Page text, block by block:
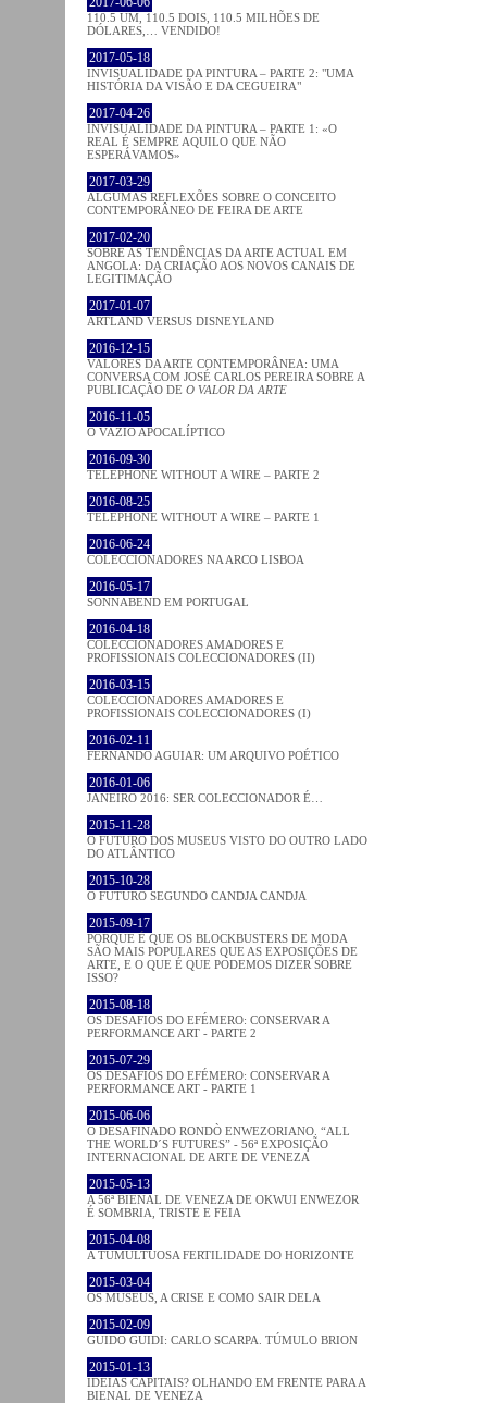
110.5 UM, 110.5 DOIS, 110.5 MILHÕES DE
DÓLARES,… VENDIDO!
2017-05-18
INVISUALIDADE DA PINTURA – PARTE 2: "UMA
HISTÓRIA DA VISÃO E DA CEGUEIRA"
2017-04-26
INVISUALIDADE DA PINTURA – PARTE 1: «O
REAL É SEMPRE AQUILO QUE NÃO
ESPERÁVAMOS»
2017-03-29
ALGUMAS REFLEXÕES SOBRE O CONCEITO
CONTEMPORÂNEO DE FEIRA DE ARTE
2017-02-20
SOBRE AS TENDÊNCIAS DA ARTE ACTUAL EM
ANGOLA: DA CRIAÇÃO AOS NOVOS CANAIS DE
LEGITIMAÇÃO
2017-01-07
ARTLAND VERSUS DISNEYLAND
2016-12-15
VALORES DA ARTE CONTEMPORÂNEA: UMA
CONVERSA COM JOSÉ CARLOS PEREIRA SOBRE A
PUBLICAÇÃO DE O VALOR DA ARTE
2016-11-05
O VAZIO APOCALÍPTICO
2016-09-30
TELEPHONE WITHOUT A WIRE – PARTE 2
2016-08-25
TELEPHONE WITHOUT A WIRE – PARTE 1
2016-06-24
COLECCIONADORES NA ARCO LISBOA
2016-05-17
SONNABEND EM PORTUGAL
2016-04-18
COLECCIONADORES AMADORES E
PROFISSIONAIS COLECCIONADORES (II)
2016-03-15
COLECCIONADORES AMADORES E
PROFISSIONAIS COLECCIONADORES (I)
2016-02-11
FERNANDO AGUIAR: UM ARQUIVO POÉTICO
2016-01-06
JANEIRO 2016: SER COLECCIONADOR É…
2015-11-28
O FUTURO DOS MUSEUS VISTO DO OUTRO LADO
DO ATLÂNTICO
2015-10-28
O FUTURO SEGUNDO CANDJA CANDJA
2015-09-17
PORQUE É QUE OS BLOCKBUSTERS DE MODA
SÃO MAIS POPULARES QUE AS EXPOSIÇÕES DE
ARTE, E O QUE É QUE PODEMOS DIZER SOBRE
ISSO?
2015-08-18
OS DESAFIOS DO EFÉMERO: CONSERVAR A
PERFORMANCE ART - PARTE 2
2015-07-29
OS DESAFIOS DO EFÉMERO: CONSERVAR A
PERFORMANCE ART - PARTE 1
2015-06-06
O DESAFINADO RONDÒ ENWEZORIANO. “ALL
THE WORLD´S FUTURES” - 56ª EXPOSIÇÃO
INTERNACIONAL DE ARTE DE VENEZA
2015-05-13
A 56ª BIENAL DE VENEZA DE OKWUI ENWEZOR
É SOMBRIA, TRISTE E FEIA
2015-04-08
A TUMULTUOSA FERTILIDADE DO HORIZONTE
2015-03-04
OS MUSEUS, A CRISE E COMO SAIR DELA
2015-02-09
GUIDO GUIDI: CARLO SCARPA. TÚMULO BRION
2015-01-13
IDEIAS CAPITAIS? OLHANDO EM FRENTE PARA A
BIENAL DE VENEZA